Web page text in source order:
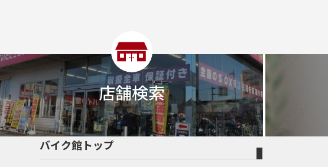
店舗検索
バイク館トップ